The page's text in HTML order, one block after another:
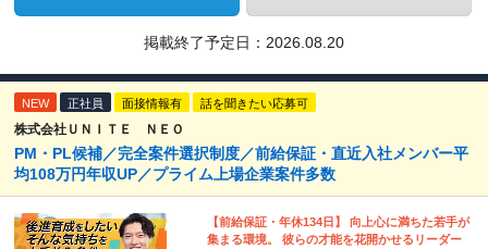
掲載終了予定日： 2026.08.20
NEW 正社員 面接情報有 話を聞きたい応募可
株式会社ＵＮＩＴＥ ＮＥＯ
PM・PL候補／完全案件選択制度／前給保証・直近入社メンバー平
均108万円年収UP／プライム上場企業案件多数
【前給保証・年休134日】 向上心に満ちた若手が
集まる環境。 彼らの才能を花開かせるリーダー